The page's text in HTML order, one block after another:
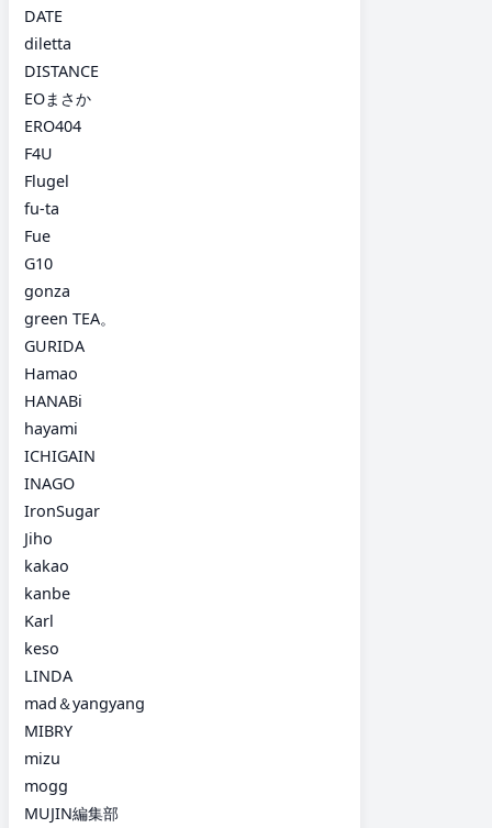
DATE
diletta
DISTANCE
EOまさか
ERO404
F4U
Flugel
fu-ta
Fue
G10
gonza
green TEA。
GURIDA
Hamao
HANABi
hayami
ICHIGAIN
INAGO
IronSugar
Jiho
kakao
kanbe
Karl
keso
LINDA
mad＆yangyang
MIBRY
mizu
mogg
MUJIN編集部